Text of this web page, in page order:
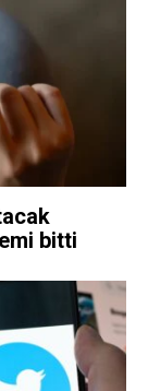
bitti